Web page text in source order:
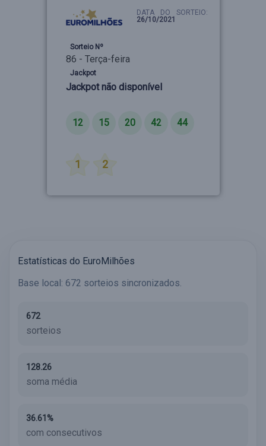
DATA DO SORTEIO:
26/10/2021
Sorteio Nº
86 - Terça-feira
Jackpot
Jackpot não disponível
12 15 20 42 44
1 2
Estatísticas do EuroMilhões
Base local: 672 sorteios sincronizados.
672
sorteios
128.26
soma média
36.61%
com consecutivos